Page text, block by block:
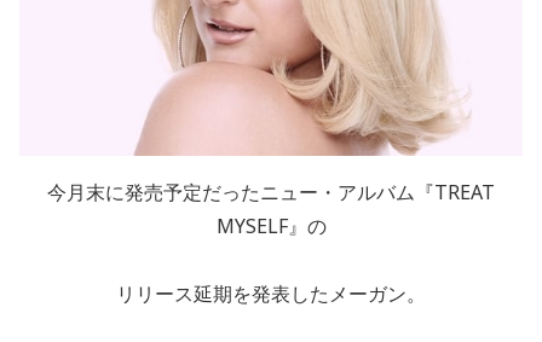
今月末に発売予定だったニュー・アルバム『TREAT
MYSELF』の
リリース延期を発表したメーガン。